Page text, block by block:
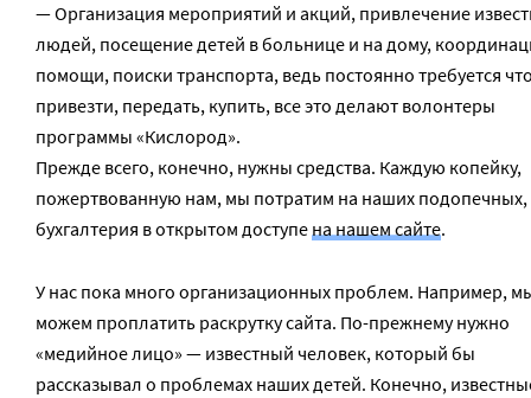
— Организация мероприятий и акций, привлечение
людей, посещение детей в больнице и на дому,
помощи, поиски транспорта, ведь постоянно требуется
привезти, передать, купить, все это делают волонтеры
программы «Кислород».
Прежде всего, конечно, нужны средства. Каждую копейку,
пожертвованную нам, мы потратим на наших подопечных,
бухгалтерия в открытом доступена нашем сайте.
У нас пока много организационных проблем. Например,
можем проплатить раскрутку сайта. По-прежнему нужно
«медийное лицо» — известный человек, который бы
рассказывал о проблемах наших детей. Конечно,